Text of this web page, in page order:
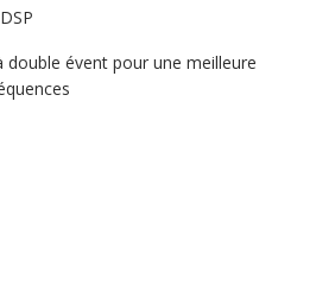
double évent pour une meilleure